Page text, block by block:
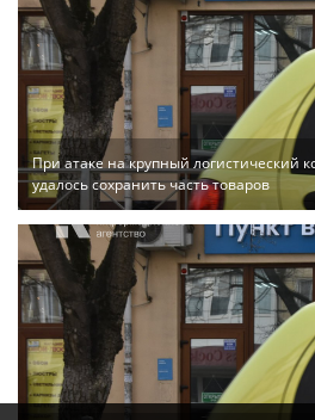
При атаке на крупный логистический
удалось сохранить часть товаров